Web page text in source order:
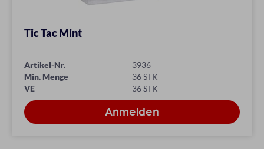
Tic Tac Mint
Artikel-Nr.
3936
Min. Menge
36 STK
VE
36 STK